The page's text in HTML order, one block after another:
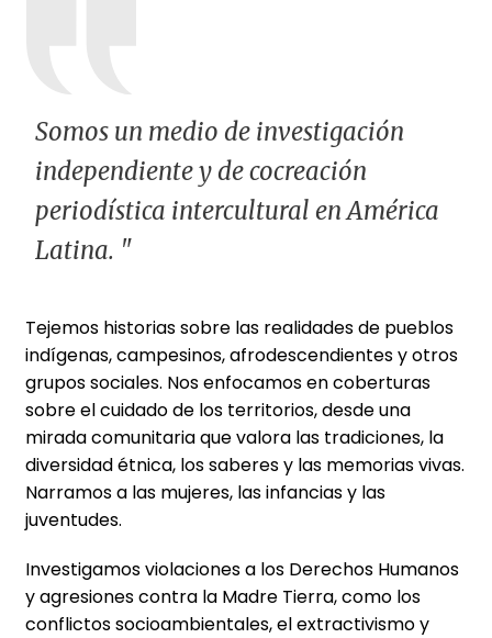
Somos un medio de investigación
independiente y de cocreación
periodística intercultural en América
Latina. "
Tejemos historias sobre las realidades de pueblos
indígenas, campesinos, afrodescendientes y otros
grupos sociales. Nos enfocamos en coberturas
sobre el cuidado de los territorios, desde una
mirada comunitaria que valora las tradiciones, la
diversidad étnica, los saberes y las memorias vivas.
Narramos a las mujeres, las infancias y las
juventudes.
Investigamos violaciones a los Derechos Humanos
y agresiones contra la Madre Tierra, como los
conflictos socioambientales, el extractivismo y